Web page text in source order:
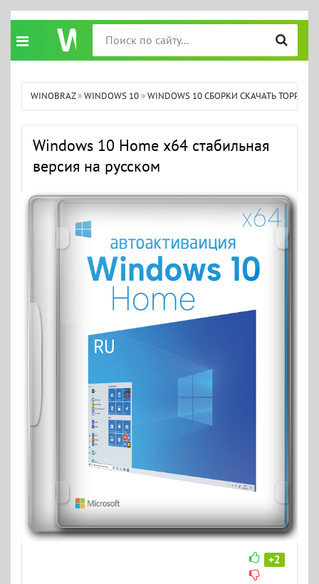
WINOBRAZ»WINDOWS 10»WINDOWS 10 СБОРКИ СКАЧАТЬ ТОРРЕНТ
Windows 10 Home x64 стабильная
версия на русском
+2